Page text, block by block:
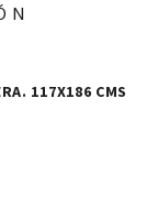
117X186 CMS